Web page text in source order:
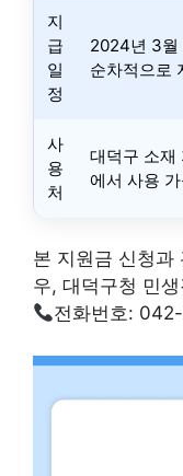
지
급
일
정
2024년 3월
순차적으로
사
용
처
대덕구 소재
에서 사용
본 지원금 신청과
우, 대덕구청 민
전화번호: